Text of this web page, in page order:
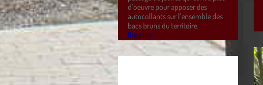
d’oeuvre pour apposer des
autocollants sur l’ensemble des
bacs bruns du territoire.
lire plus